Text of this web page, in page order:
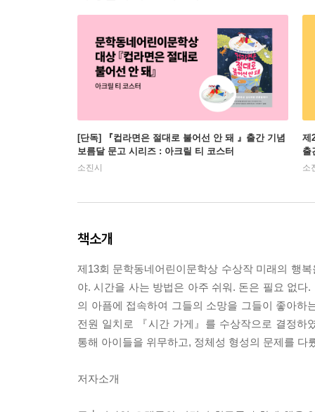
[단독] 『컵라면은 절대로 불어선 안 돼 』출간 기념
보름달 문고 시리즈 : 아크릴 티 코스터
소진시
제
출
소
책소개
제13회 문학동네어린이문학상 수상작 미래의 행
야. 시간을 사는 방법은 아주 쉬워. 돈은 필요 없
의 아픔에 접속하여 그들의 소망을 그들이 좋아
전원 일치로 『시간 가게』를 수상작으로 결정하
통해 아이들을 위무하고, 정체성 형성의 문제를
저자소개